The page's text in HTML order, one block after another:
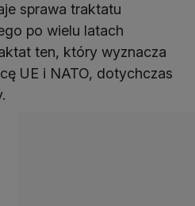
sprawa traktatu
po wielu latach
ten, który wyznacza
UE i NATO, dotychczas